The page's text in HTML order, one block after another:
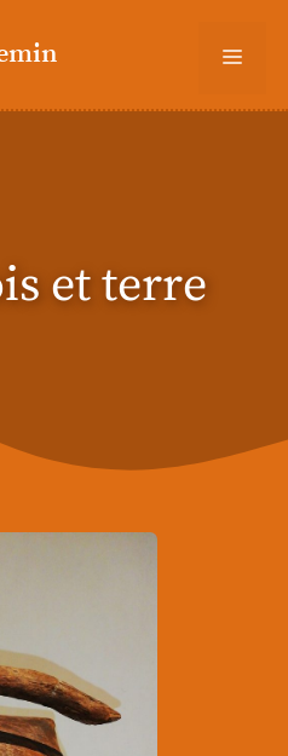
et terre